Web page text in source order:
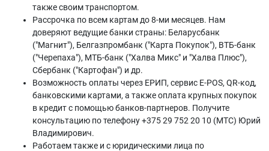
также своим транспортом.
Рассрочка по всем картам до 8-ми месяцев. Нам
доверяют ведущие банки страны: Беларусбанк
("Магнит"), Белгазпромбанк ("Карта Покупок"), ВТБ-банк
("Черепаха"), МТБ-банк ("Халва Микс" и "Халва Плюс"),
Сбербанк ("Картофан") и др.
Возможность оплаты через ЕРИП, сервис E-POS, QR-код,
банковскими картами, а также оплата крупных покупок
в кредит с помощью банков-партнеров. Получите
консультацию по телефону +375 29 752 20 10 (МТС) Юрий
Владимирович.
Работаем также и с юридическими лица по